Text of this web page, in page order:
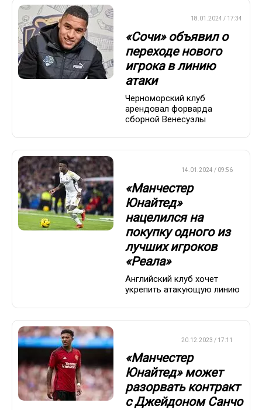
18.01.2024 / 17:34
«Сочи» объявил о
переходе нового
игрока в линию
атаки
Черноморский клуб
арендовал форварда
сборной Венесуэлы
14.01.2024 / 09:56
«Манчестер
Юнайтед»
нацелился на
покупку одного из
лучших игроков
«Реала»
Английский клуб хочет
укрепить атакующую линию
20.12.2023 / 17:11
«Манчестер
Юнайтед» может
разорвать контракт
с Джейдоном Санчо